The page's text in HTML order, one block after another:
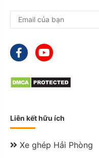
Liên kết hữu ích
Xe ghép Hải Phòng